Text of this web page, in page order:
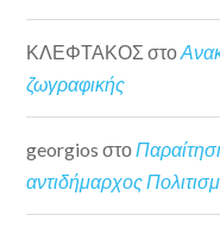
ΚΛΕΦΤΑΚΟΣ στο
ζωγραφικής
georgios στο
αντιδήμαρχος